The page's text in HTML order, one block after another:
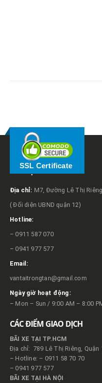
SSL Certificate
VỀ TRỌNG TẤN
Địa chỉ: M7, Đường Lê Thị
( Đối diện UBND quận 12)
Hotline:
– 0911 587 070
– 0941 977 577
Email:
vantaitrongtan@gmail.com
Ngày giờ hoạt động:
– Mon – Sun / 9:00 AM – 8:00
CÁC ĐIỂM GIAO DỊCH
BÃI XE TẠI TP.HCM
Địa chỉ: 789 Lê Thị Riêng, Quận
– Hotline: – 0911 58 70 70
– 0941 977 577
BÃI XE TẠI HÀ NỘI